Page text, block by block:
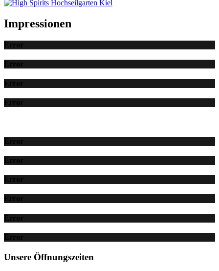
Impressionen
Error
Error
Error
Error
Error
Error
Error
Error
Error
Error
Unsere Öffnungszeiten